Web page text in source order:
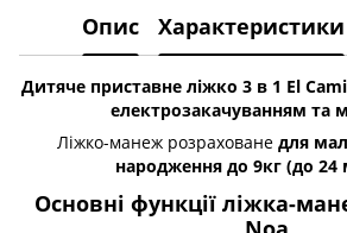
Опис Характеристики
Дитяче приставне ліжко 3 в 1 El
електрозакачуванням та
Ліжко-манеж розраховане для
народження до 9кг (до 24
Основні функції ліжка-